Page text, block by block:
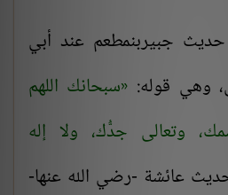
جبيربنمطعم عند أبي
وهي قوله: سبحانك اللهم
وتعالى جدُّك، ولا إله
عائشة -رضي الله عنها-